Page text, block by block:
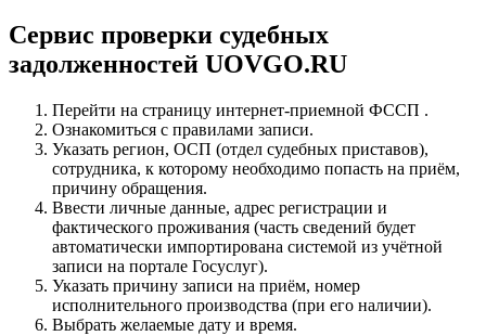
Сервис проверки судебных
задолженностей UOVGO.RU
Перейти на страницу интернет-приемной ФССП .
Ознакомиться с правилами записи.
Указать регион, ОСП (отдел судебных приставов),
сотрудника, к которому необходимо попасть на приём,
причину обращения.
Ввести личные данные, адрес регистрации и
фактического проживания (часть сведений будет
автоматически импортирована системой из учётной
записи на портале Госуслуг).
Указать причину записи на приём, номер
исполнительного производства (при его наличии).
Выбрать желаемые дату и время.